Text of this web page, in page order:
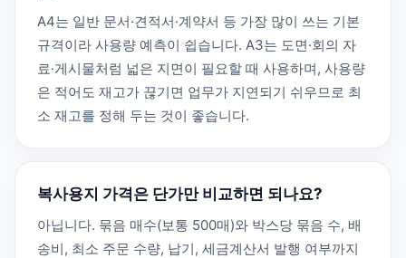
A4는 일반 문서·견적서·계약서 등 가장 많이 쓰는 기본
규격이라 사용량 예측이 쉽습니다. A3는 도면·회의 자
료·게시물처럼 넓은 지면이 필요할 때 사용하며, 사용량
은 적어도 재고가 끊기면 업무가 지연되기 쉬우므로 최
소 재고를 정해 두는 것이 좋습니다.
복사용지 가격은 단가만 비교하면 되나요?
아닙니다. 묶음 매수(보통 500매)와 박스당 묶음 수, 배
송비, 최소 주문 수량, 납기, 세금계산서 발행 여부까지